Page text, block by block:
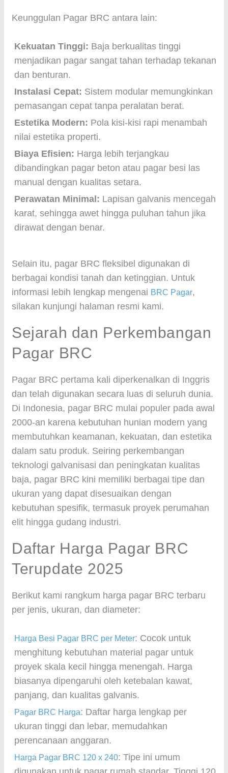
Keunggulan Pagar BRC antara lain:
Kekuatan Tinggi: Baja berkualitas tinggi
menjadikan pagar sangat tahan terhadap tekanan
dan benturan.
Instalasi Cepat: Sistem modular memungkinkan
pemasangan cepat tanpa peralatan berat.
Estetika Modern: Pola kisi-kisi rapi menambah
nilai estetika properti.
Biaya Efisien: Harga lebih terjangkau
dibandingkan pagar beton atau pagar besi las
manual dengan kualitas setara.
Perawatan Minimal: Lapisan galvanis mencegah
karat, sehingga awet hingga puluhan tahun jika
dirawat dengan benar.
Selain itu, pagar BRC fleksibel digunakan di
berbagai kondisi tanah dan ketinggian. Untuk
informasi lebih lengkap mengenai BRC Pagar,
silakan kunjungi halaman resmi kami.
Sejarah dan Perkembangan
Pagar BRC
Pagar BRC pertama kali diperkenalkan di Inggris
dan telah digunakan secara luas di seluruh dunia.
Di Indonesia, pagar BRC mulai populer pada awal
2000-an karena kebutuhan hunian modern yang
membutuhkan keamanan, kekuatan, dan estetika
dalam satu produk. Seiring perkembangan
teknologi galvanisasi dan peningkatan kualitas
baja, pagar BRC kini memiliki berbagai tipe dan
ukuran yang dapat disesuaikan dengan
kebutuhan spesifik, termasuk proyek perumahan
elit hingga gudang industri.
Daftar Harga Pagar BRC
Terupdate 2025
Berikut kami rangkum harga pagar BRC terbaru
per jenis, ukuran, dan diameter:
Harga Besi Pagar BRC per Meter: Cocok untuk
menghitung kebutuhan material pagar untuk
proyek skala kecil hingga menengah. Harga
biasanya dipengaruhi oleh ketebalan kawat,
panjang, dan kualitas galvanis.
Pagar BRC Harga: Daftar harga lengkap per
ukuran tinggi dan lebar, memudahkan
perencanaan anggaran.
Harga Pagar BRC 120 x 240: Tipe ini umum